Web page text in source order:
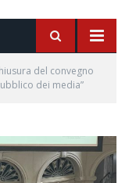
del convegno
dei media”